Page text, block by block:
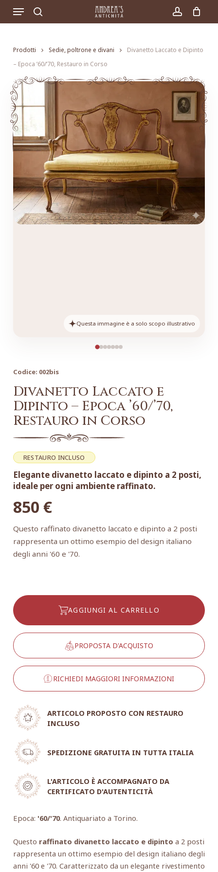
search account
Menu
Prodotti Sedie, poltrone e divani
Divanetto Laccato e Dipinto
– Epoca ’60/’70, Restauro in Corso
Questa immagine è a solo scopo illustrativo
Codice: 002bis
Divanetto Laccato e
Dipinto – Epoca ’60/’70,
Restauro in Corso
RESTAURO INCLUSO
Elegante divanetto laccato e dipinto a 2 posti,
ideale per ogni ambiente raffinato.
850 €
Questo raffinato divanetto laccato e dipinto a 2 posti
rappresenta un ottimo esempio del design italiano
degli anni '60 e '70.
AGGIUNGI AL CARRELLO
PROPOSTA D'ACQUISTO
RICHIEDI MAGGIORI INFORMAZIONI
ARTICOLO PROPOSTO CON RESTAURO
INCLUSO
SPEDIZIONE GRATUITA IN TUTTA ITALIA
L'ARTICOLO È ACCOMPAGNATO DA
CERTIFICATO D'AUTENTICITÀ
Epoca: '60/'70. Antiquariato a Torino.
Questo raffinato divanetto laccato e dipinto a 2 posti
rappresenta un ottimo esempio del design italiano degli
anni '60 e '70. Caratterizzato da un elegante rivestimento